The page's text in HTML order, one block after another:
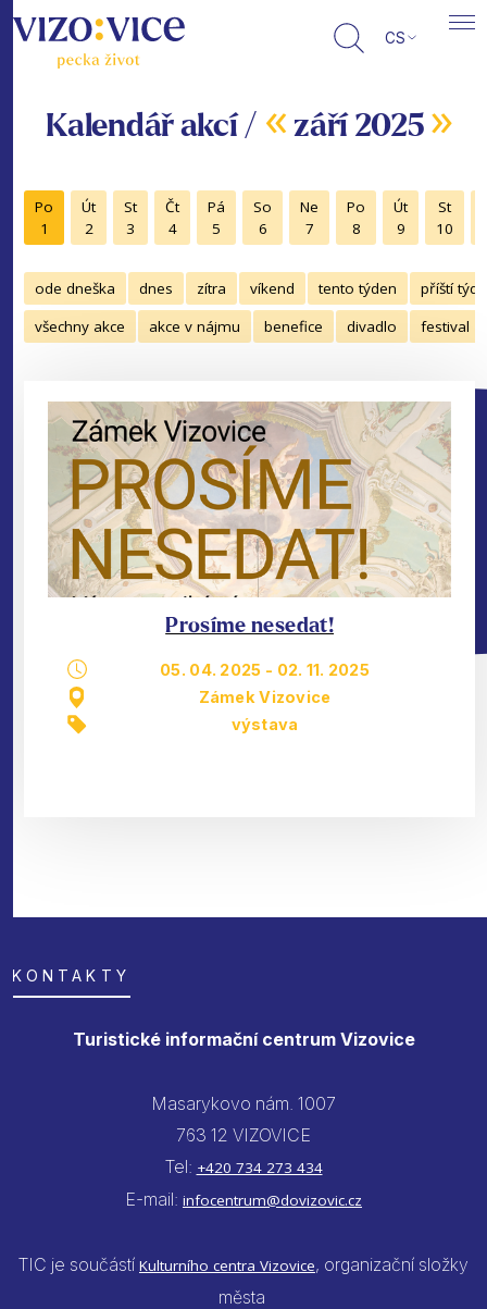
CS
Kalendář akcí / « září 2025 »
Po
1
Út
2
St
3
Čt
4
Pá
5
So
6
Ne
7
Po
8
Út
9
St
10
ode dneška dnes zítra víkend tento týden
příští
všechny akce
akce v nájmu benefice divadlo festival
Prosíme nesedat!
05. 04. 2025 - 02. 11. 2025
Zámek Vizovice
výstava
KONTAKTY
Turistické informační centrum Vizovice
Masarykovo nám. 1007
763 12 VIZOVICE
Tel: +420 734 273 434
E-mail: infocentrum@dovizovic.cz
TIC je součástí Kulturního centra Vizovice, organizační složky
města